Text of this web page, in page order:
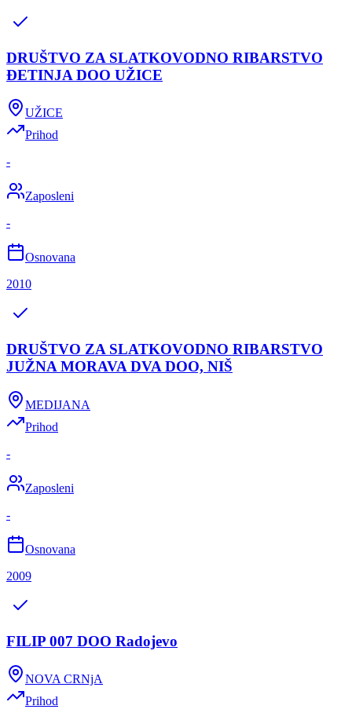
DRUŠTVO ZA SLATKOVODNO RIBARSTVO
ĐETINJA DOO UŽICE
UŽICE
Prihod
-
Zaposleni
-
Osnovana
2010
DRUŠTVO ZA SLATKOVODNO RIBARSTVO
JUŽNA MORAVA DVA DOO, NIŠ
MEDIJANA
Prihod
-
Zaposleni
-
Osnovana
2009
FILIP 007 DOO Radojevo
NOVA CRNjA
Prihod